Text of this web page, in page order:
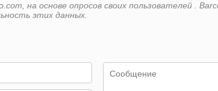
на основе опросов своих пользователей .
этих данных.